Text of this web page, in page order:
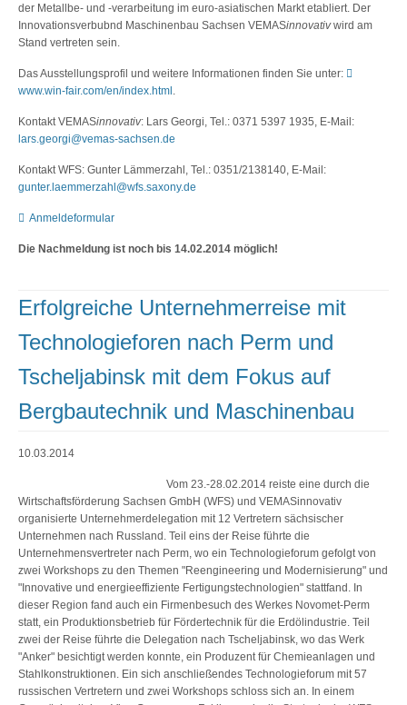
der Metallbe- und -verarbeitung im euro-asiatischen Markt etabliert. Der
Innovationsverbubnd Maschinenbau Sachsen VEMASinnovativwird am
Stand vertreten sein.
Das Ausstellungsprofil und weitere Informationen finden Sie unter:
www.win-fair.com/en/index.html
Kontakt VEMASinnovativ: Lars Georgi, Tel.: 0371 5397 1935, E-Mail:
lars.georgi@vemas-sachsen.de
Kontakt WFS: Gunter Lämmerzahl, Tel.: 0351/2138140, E-Mail:
gunter.laemmerzahl@wfs.saxony.de
Anmeldeformular
Die Nachmeldung ist noch bis 14.02.2014 möglich!
Erfolgreiche Unternehmerreise mit
Technologieforen nach Perm und
Tscheljabinsk mit dem Fokus auf
Bergbautechnik und Maschinenbau
10.03.2014
Vom 23.-28.02.2014 reiste eine durch die
Wirtschaftsförderung Sachsen GmbH (WFS) und VEMASinnovativ
organisierte Unternehmerdelegation mit 12 Vertretern sächsischer
Unternehmen nach Russland. Teil eins der Reise führte die
Unternehmensvertreter nach Perm, wo ein Technologieforum gefolgt von
zwei Workshops zu den Themen "Reengineering und Modernisierung" und
"Innovative und energieeffiziente Fertigungstechnologien" stattfand. In
dieser Region fand auch ein Firmenbesuch des Werkes Novomet-Perm
statt, ein Produktionsbetrieb für Fördertechnik für die Erdölindustrie. Teil
zwei der Reise führte die Delegation nach Tscheljabinsk, wo das Werk
"Anker" besichtigt werden konnte, ein Produzent für Chemieanlagen und
Stahlkonstruktionen. Ein sich anschließendes Technologieforum mit 57
russischen Vertretern und zwei Workshops schloss sich an. In einem